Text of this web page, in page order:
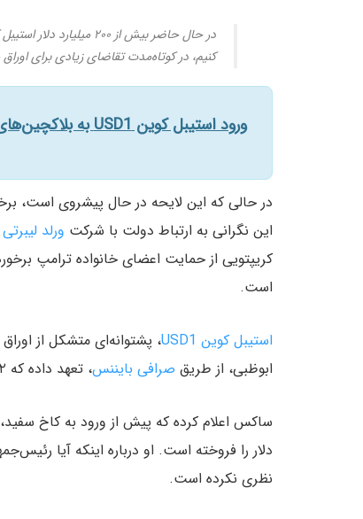
در حال حاضر بیش از ۲۰۰
کنیم، در کوتاه‌مدت تقاضای زیادی برای
ورود استیبل کوین USD1 به بلاکچین‌های مختلف؛ همکاری جدید ورلد لیبرتی با چین‌لینک کلید خورد
در حالی که این لایحه در حال پیشروی است،
این نگرانی به ارتباط دولت با شرکت ورلد
است.
استیبل کوین USD1
ابوظبی، از طریق صرافی بایننس، تعهد داده که ۲ میلیارد دلار در این پروژه سرمایه‌گذاری کند.
ساکس اعلام کرده که پیش از ورود به کاخ سفید،
دلار را فروخته است. او درباره اینکه آیا
نظری نکرده است.